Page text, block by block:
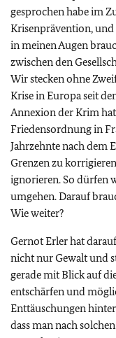
gesprochen habe im
Krisenprävention,
in meinen Augen
zwischen den
Wir stecken ohne
Krise in Europa seit
Annexion der Krim
Friedensordnung in
Jahrzehnte nach dem
Grenzen zu
ignorieren. So dürfen
umgehen. Darauf
Wie weiter?
Gernot Erler hat
nicht nur Gewalt und
gerade mit Blick auf
entschärfen und
Enttäuschungen
dass man nach